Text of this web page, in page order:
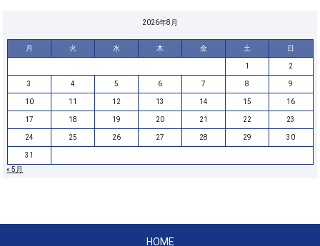
2026年8月
月 火 水 木 金 土 日
1 2
3 4 5 6 7 8 9
10 11 12 13 14 15 16
17 18 19 20 21 22 23
24 25 26 27 28 29 30
31
« 5月
HOME